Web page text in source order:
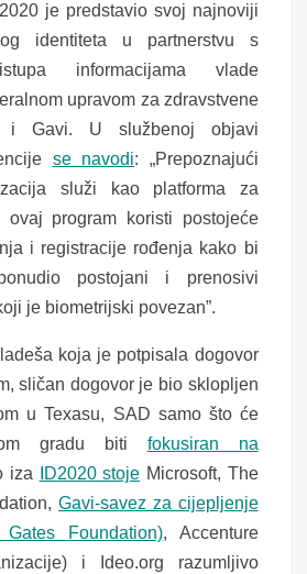
je predstavio svoj najnoviji
identiteta u partnerstvu s
informacijama vlade
upravom za zdravstvene
i Gavi. U službenoj objavi
se navodi: „Prepoznajući
služi kao platforma za
ovaj program koristi postojeće
i registracije rođenja kako bi
postojani i prenosivi
je biometrijski povezan”.
koja je potpisala dogovor
sličan dogovor je bio sklopljen
u Texasu, SAD samo što će
gradu biti fokusiran na
iza ID2020 stoje Microsoft, The
Gavi-savez za cijepljenje
Foundation), Accenture
i Ideo.org razumljivo